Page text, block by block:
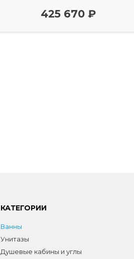
425 670 ₽
КАТЕГОРИИ
Ванны
Унитазы
Душевые кабины и углы